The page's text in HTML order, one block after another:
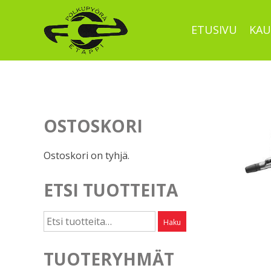
ETUSIVU
OSTOSKORI
Ostoskori on tyhjä.
ETSI TUOTTEITA
Etsi: Haku
TUOTERYHMÄT